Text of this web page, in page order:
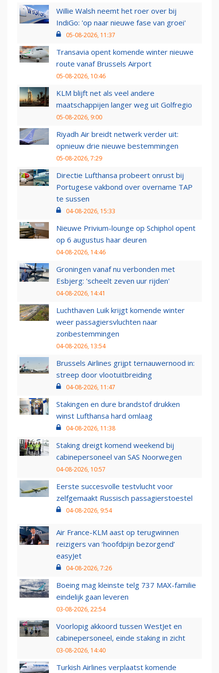
Willie Walsh neemt het roer over bij
IndiGo: 'op naar nieuwe fase van groei'
05-08-2026, 11:37
Transavia opent komende winter nieuwe
route vanaf Brussels Airport
05-08-2026, 10:46
KLM blijft net als veel andere
maatschappijen langer weg uit Golfregio
05-08-2026, 9:00
Riyadh Air breidt netwerk verder uit:
opnieuw drie nieuwe bestemmingen
05-08-2026, 7:29
Directie Lufthansa probeert onrust bij
Portugese vakbond over overname TAP
te sussen
04-08-2026, 15:33
Nieuwe Privium-lounge op Schiphol opent
op 6 augustus haar deuren
04-08-2026, 14:46
Groningen vanaf nu verbonden met
Esbjerg: 'scheelt zeven uur rijden'
04-08-2026, 14:41
Luchthaven Luik krijgt komende winter
weer passagiersvluchten naar
zonbestemmingen
04-08-2026, 13:54
Brussels Airlines grijpt ternauwernood in:
streep door vlootuitbreiding
04-08-2026, 11:47
Stakingen en dure brandstof drukken
winst Lufthansa hard omlaag
04-08-2026, 11:38
Staking dreigt komend weekend bij
cabinepersoneel van SAS Noorwegen
04-08-2026, 10:57
Eerste succesvolle testvlucht voor
zelfgemaakt Russisch passagierstoestel
04-08-2026, 9:54
Air France-KLM aast op terugwinnen
reizigers van ‘hoofdpijn bezorgend’
easyJet
04-08-2026, 7:26
Boeing mag kleinste telg 737 MAX-familie
eindelijk gaan leveren
03-08-2026, 22:54
Voorlopig akkoord tussen WestJet en
cabinepersoneel, einde staking in zicht
03-08-2026, 14:40
Turkish Airlines verplaatst komende